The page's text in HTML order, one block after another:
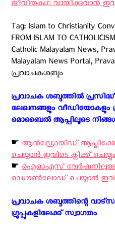
ജീവിതകഥ വായിക്കുവാന്‍
Tag: Islam to Christianity
FROM ISLAM TO
Catholic Malayalam News,
Malayalam News Portal,
പ്രവാചകശബ്ദം
പ്രവാചക ശബ്ദത്തിൽ
ലേഖനങ്ങളും വീഡിയോകളും
മൊബൈൽ ആപ്പിലൂടെ
☛ ആന്‍ഡ്രോയിഡ്
ചെയ്യാന്‍ ഇവിടെ ക്ലിക്ക്
☛ ഐ‌ഓ‌എസ് വേര്‍ഷനിലുള്ള
ഡൌണ്‍ലോഡ് ചെയ്യാന്‍
പ്രവാചക ശബ്ദത്തിന്റെ
ഗ്രൂപ്പുകളിലേക്ക് സ്വാഗതം ‍